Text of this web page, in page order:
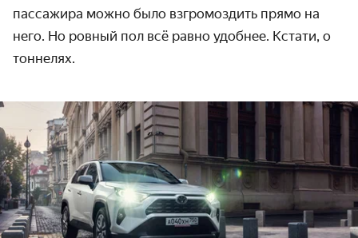
пассажира можно было взгромоздить прямо на
него. Но ровный пол всё равно удобнее. Кстати, о
тоннелях.